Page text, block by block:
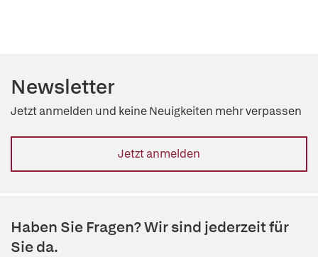
Newsletter
Jetzt anmelden und keine Neuigkeiten mehr verpassen
Jetzt anmelden
Haben Sie Fragen? Wir sind jederzeit für
Sie da.